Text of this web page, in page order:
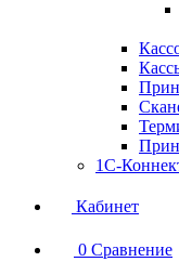
1С-
Кабинет
0 Сравнение